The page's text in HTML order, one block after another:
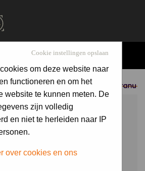
Sponsored by
Cookie instellingen opslaan
om deze website naar
functioneren en om het
website te kunnen meten. De
zijn volledig
en niet te herleiden naar IP
over cookies en ons